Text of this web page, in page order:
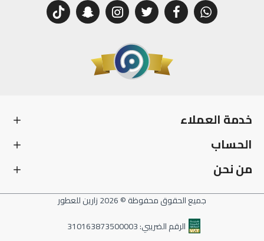
خدمة العملاء
الحساب
من نحن
جميع الحقوق محفوظة © 2026 زارين للعطور
الرقم الضريبي: 310163873500003